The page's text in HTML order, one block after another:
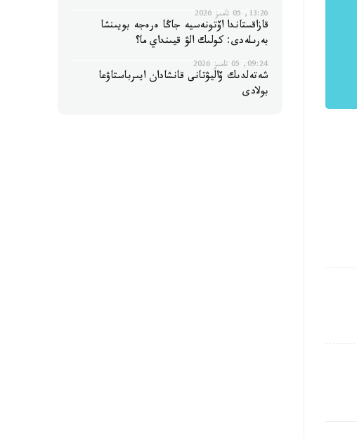
13:26, 05 تامىز 2026
قازاقستاندا اۆتونەسيە جاڭا ەرەجە بويىنشا
بەرىلەدى: كولىك الۋ قيىنداي ما؟
09:24, 05 تامىز 2026
شەتەلدىك ۆاليۋتانى قانشادان ايىرباستاۋعا
بولادى